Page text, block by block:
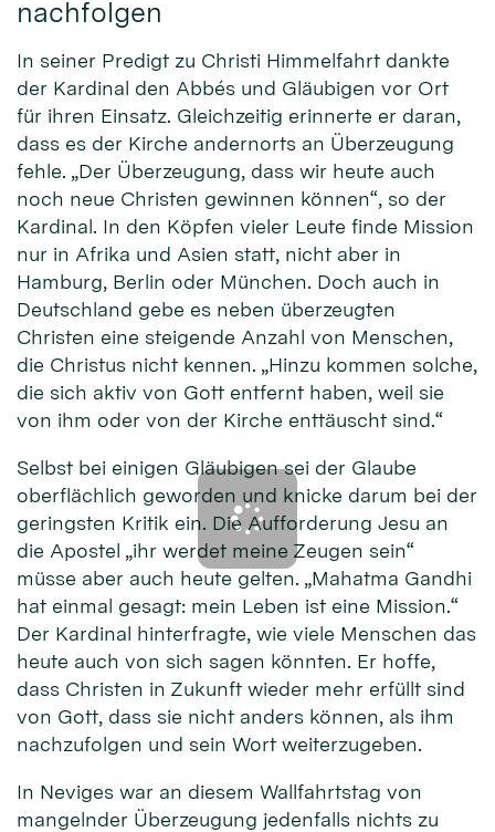
nachfolgen
In seiner Predigt zu Christi Himmelfahrt dankte
der Kardinal den Abbés und Gläubigen vor Ort
für ihren Einsatz. Gleichzeitig erinnerte er daran,
dass es der Kirche andernorts an Überzeugung
fehle. „Der Überzeugung, dass wir heute auch
noch neue Christen gewinnen können“, so der
Kardinal. In den Köpfen vieler Leute finde Mission
nur in Afrika und Asien statt, nicht aber in
Hamburg, Berlin oder München. Doch auch in
Deutschland gebe es neben überzeugten
Christen eine steigende Anzahl von Menschen,
die Christus nicht kennen. „Hinzu kommen solche,
die sich aktiv von Gott entfernt haben, weil sie
von ihm oder von der Kirche enttäuscht sind.“
Selbst bei einigen Gläubigen sei der Glaube
oberflächlich geworden und knicke darum bei der
geringsten Kritik ein. Die Aufforderung Jesu an
die Apostel „ihr werdet meine Zeugen sein“
müsse aber auch heute gelten. „Mahatma Gandhi
hat einmal gesagt: mein Leben ist eine Mission.“
Der Kardinal hinterfragte, wie viele Menschen das
heute auch von sich sagen könnten. Er hoffe,
dass Christen in Zukunft wieder mehr erfüllt sind
von Gott, dass sie nicht anders können, als ihm
nachzufolgen und sein Wort weiterzugeben.
In Neviges war an diesem Wallfahrtstag von
mangelnder Überzeugung jedenfalls nichts zu